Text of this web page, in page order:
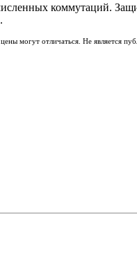
коммутаций.
могут отличаться. Не является